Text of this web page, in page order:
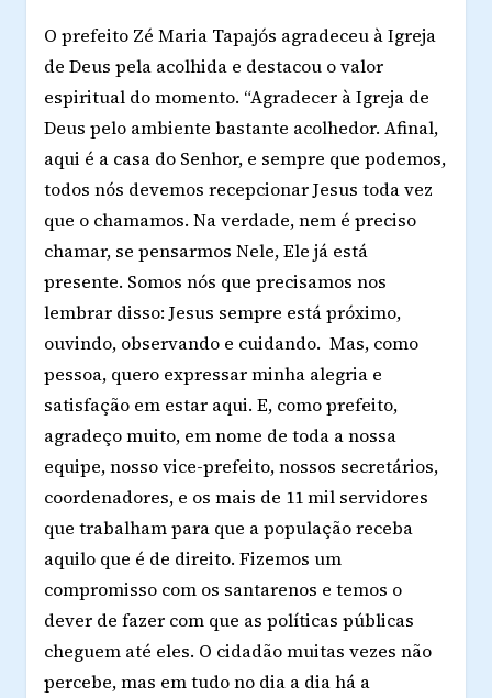
O prefeito Zé Maria Tapajós agradeceu à Igreja
de Deus pela acolhida e destacou o valor
espiritual do momento. “Agradecer à Igreja de
Deus pelo ambiente bastante acolhedor. Afinal,
aqui é a casa do Senhor, e sempre que podemos,
todos nós devemos recepcionar Jesus toda vez
que o chamamos. Na verdade, nem é preciso
chamar, se pensarmos Nele, Ele já está
presente. Somos nós que precisamos nos
lembrar disso: Jesus sempre está próximo,
ouvindo, observando e cuidando. Mas, como
pessoa, quero expressar minha alegria e
satisfação em estar aqui. E, como prefeito,
agradeço muito, em nome de toda a nossa
equipe, nosso vice-prefeito, nossos secretários,
coordenadores, e os mais de 11 mil servidores
que trabalham para que a população receba
aquilo que é de direito. Fizemos um
compromisso com os santarenos e temos o
dever de fazer com que as políticas públicas
cheguem até eles. O cidadão muitas vezes não
percebe, mas em tudo no dia a dia há a